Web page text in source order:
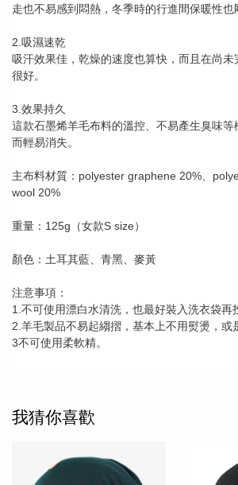
走也不易感到悶熱，冬季時的行進間保暖性也
2. 吸濕速乾
吸汗效果佳，乾燥的速度也算快，而且在尚
很好。
3. 效果持久
這款石墨烯羊毛布料的溫控、不易產生臭味等
而輕易消失。
主布料材質： polyester graphene 20%、
wool 20%
重量： 125g （女款S size）
顏色：土耳其藍、青黑、麥黃
注意事項：
1. 不可使用漂白水清洗，也最好裝入洗衣袋再
2. 羊毛製品不易起縐摺，基本上不用熨燙，或
3不可使用柔軟精。
我猜你喜歡